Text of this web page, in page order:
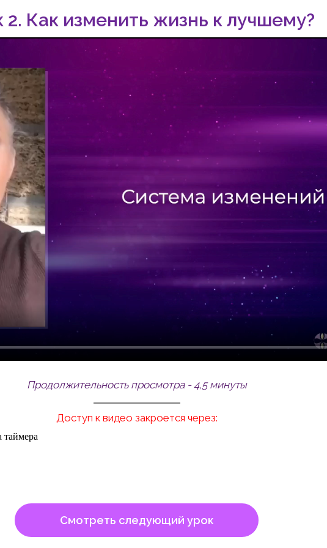
2. Как изменить жизнь к лучшему?
Продолжительность просмотра - 4,5 минуты
Доступ к видео закроется через:
Смотреть следующий урок
таймера